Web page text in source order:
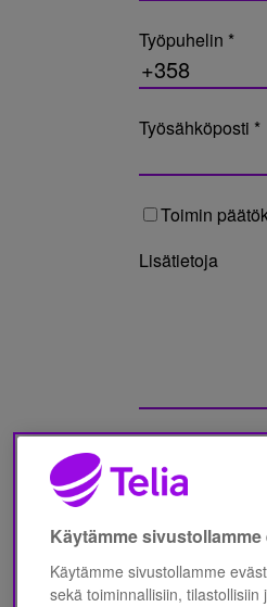
Työpuhelin *
Työsähköposti *
Toimin
Lisätietoja
Olen lukenut
Käytämme sivustollamme
Käytämme sivustollamme
sekä toiminnallisiin,